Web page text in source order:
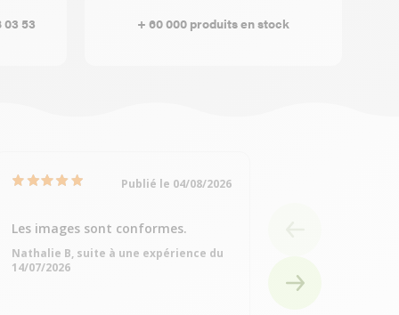
03 53 + 60 000 produits en stock
Publié le 04/08/2026
Les images sont conformes.
Nathalie B, suite à une expérience du
14/07/2026